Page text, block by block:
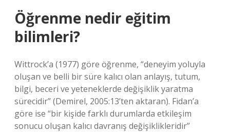
Öğrenme nedir eğitim
bilimleri?
Wittrock’a (1977) göre öğrenme, “deneyim yoluyla
oluşan ve belli bir süre kalıcı olan anlayış, tutum,
bilgi, beceri ve yeteneklerde değişiklik yaratma
sürecidir” (Demirel, 2005:13’ten aktaran). Fidan’a
göre ise “bir kişide farklı durumlarda etkileşim
sonucu oluşan kalıcı davranış değişiklikleridir”